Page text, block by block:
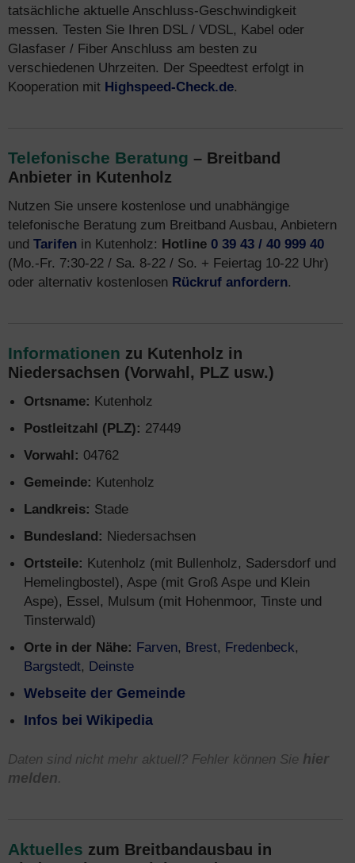
tatsächliche aktuelle Anschluss-Geschwindigkeit
messen. Testen Sie Ihren DSL / VDSL, Kabel oder
Glasfaser / Fiber Anschluss am besten zu
verschiedenen Uhrzeiten. Der Speedtest erfolgt in
Kooperation mit Highspeed-Check.de.
Telefonische Beratung – Breitband
Anbieter in Kutenholz
Nutzen Sie unsere kostenlose und unabhängige
telefonische Beratung zum Breitband Ausbau, Anbietern
und Tarifen in Kutenholz: Hotline 0 39 43 / 40 999 40
(Mo.-Fr. 7:30-22 / Sa. 8-22 / So. + Feiertag 10-22 Uhr)
oder alternativ kostenlosen Rückruf anfordern.
Informationen zu Kutenholz in
Niedersachsen (Vorwahl, PLZ usw.)
Ortsname: Kutenholz
Postleitzahl (PLZ): 27449
Vorwahl: 04762
Gemeinde: Kutenholz
Landkreis: Stade
Bundesland: Niedersachsen
Ortsteile: Kutenholz (mit Bullenholz, Sadersdorf und
Hemelingbostel), Aspe (mit Groß Aspe und Klein
Aspe), Essel, Mulsum (mit Hohenmoor, Tinste und
Tinsterwald)
Orte in der Nähe: Farven, Brest, Fredenbeck,
Bargstedt, Deinste
Webseite der Gemeinde
Infos bei Wikipedia
Daten sind nicht mehr aktuell? Fehler können Sie hier
melden.
Aktuelles zum Breitbandausbau in